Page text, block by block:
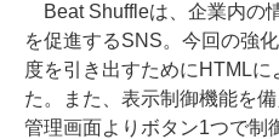
Beat Shuffleは、企業内の
を促進するSNS。今回の強
度を引き出すためにHTML
た。また、表示制御機能を
管理画面よりボタン1つで制